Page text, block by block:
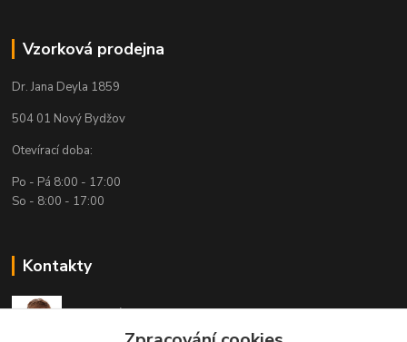
Vzorková prodejna
Dr. Jana Deyla 1859
504 01 Nový Bydžov
Otevírací doba:
Po - Pá 8:00 - 17:00
So - 8:00 - 17:00
Kontakty
Technická podpora